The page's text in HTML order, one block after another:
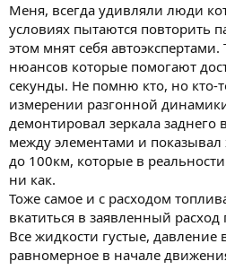
Меня, всегда удивляли люди
условиях пытаются повторить
этом мнят себя
нюансов которые помогают
секунды. Не помню кто, но кто-
измерении разгонной
демонтировал зеркала заднего
между элементами и
до 100км, которые в
ни как.
Тоже самое и с расходом
вкатиться в заявленный
Все жидкости густые, давление
равномерное в начале